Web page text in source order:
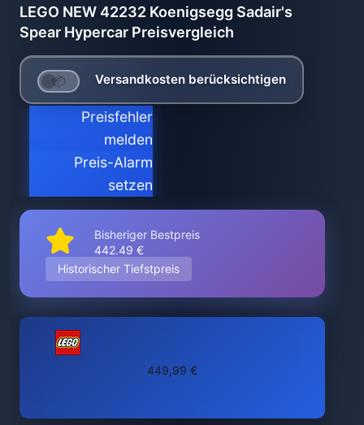
LEGO NEW 42232 Koenigsegg Sadair's
Spear Hypercar Preisvergleich
Versandkosten berücksichtigen
Preisfehler
melden
Preis-Alarm
setzen
Bisheriger Bestpreis
442.49 €
Historischer Tiefstpreis
449,99 €